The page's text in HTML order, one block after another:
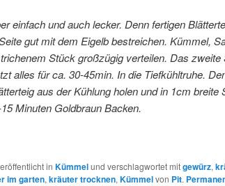
einfach und auch lecker. Denn fertigen
gut mit dem Eigelb bestreichen. Kümmel,
Stück großzügig verteilen. Das zweite
alles für ca. 30-45min. In die Tiefkühltruhe.
aus der Kühlung holen und in 1cm breite
Minuten Goldbraun Backen.
in Kümmelund verschlagwortet mitgewürz,
im garten, kräuter trocknen, Kümmelvon Pit.